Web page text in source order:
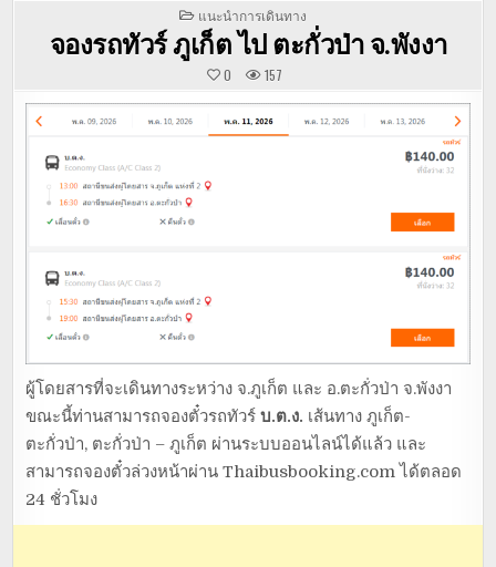
POSTED
IN
แนะนำการเดินทาง
จองรถทัวร์ ภูเก็ต ไป ตะกั่วป่า จ.พังงา
0 157
ผู้โดยสารที่จะเดินทางระหว่าง จ.ภูเก็ต และ อ.ตะกั่วป่า จ.พังงา
ขณะนี้ท่านสามารถจองตั๋วรถทัวร์บ.ต.ง. เส้นทาง ภูเก็ต-
ตะกั่วป่า, ตะกั่วป่า – ภูเก็ต ผ่านระบบออนไลน์ได้แล้ว และ
สามารถจองตั๋วล่วงหน้าผ่าน Thaibusbooking.com ได้ตลอด
24 ชั่วโมง